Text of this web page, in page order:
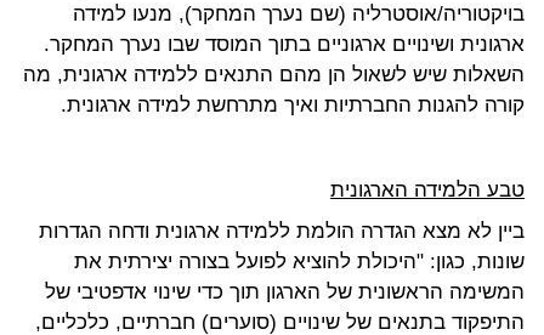
בויקטוריה/אוסטרליה (שם נערך המחקר), מנעו למידה
ארגונית ושינויים ארגוניים בתוך המוסד שבו נערך המחקר.
השאלות שיש לשאול הן מהם התנאים ללמידה ארגונית, מה
קורה להגנות החברתיות ואיך מתרחשת למידה ארגונית.
טבע הלמידה הארגונית
ביין לא מצא הגדרה הולמת ללמידה ארגונית ודחה הגדרות
שונות, כגון: "היכולת להוציא לפועל בצורה יצירתית את
המשימה הראשונית של הארגון תוך כדי שינוי אדפטיבי של
התיפקוד בתנאים של שינויים (סוערים) חברתיים, כלכליים,